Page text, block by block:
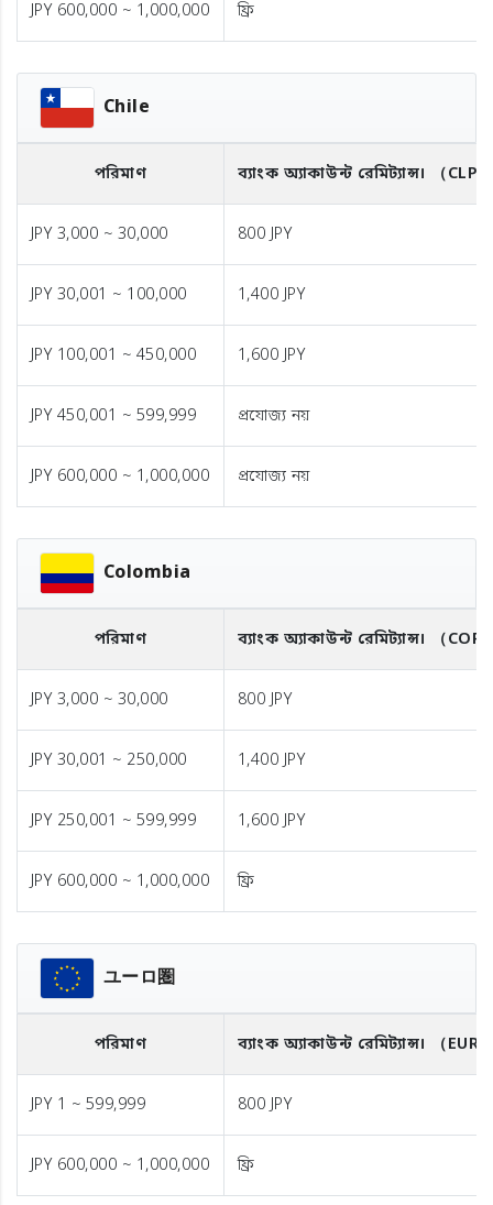
JPY 600,000 ~ 1,000,000 ফ্রি
Chile
পরিমাণ ব্যাংক অ্যাকাউন্ট রেমিট্যান্স। （CLP）
JPY 3,000 ~ 30,000 800 JPY
JPY 30,001 ~ 100,000 1,400 JPY
JPY 100,001 ~ 450,000 1,600 JPY
JPY 450,001 ~ 599,999 প্রযোজ্য নয়
JPY 600,000 ~ 1,000,000 প্রযোজ্য নয়
Colombia
পরিমাণ ব্যাংক অ্যাকাউন্ট রেমিট্যান্স। （COP
JPY 3,000 ~ 30,000 800 JPY
JPY 30,001 ~ 250,000 1,400 JPY
JPY 250,001 ~ 599,999 1,600 JPY
JPY 600,000 ~ 1,000,000 ফ্রি
ユーロ圏
পরিমাণ ব্যাংক অ্যাকাউন্ট রেমিট্যান্স। （EUR
JPY 1 ~ 599,999 800 JPY
JPY 600,000 ~ 1,000,000 ফ্রি